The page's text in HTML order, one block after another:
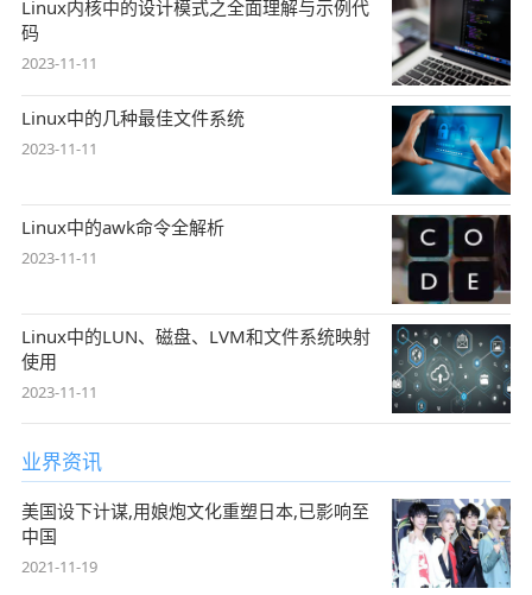
Linux内核中的设计模式之全面理解与示例代
码
2023-11-11
Linux中的几种最佳文件系统
2023-11-11
Linux中的awk命令全解析
2023-11-11
Linux中的LUN、磁盘、LVM和文件系统映射
使用
2023-11-11
业界资讯
美国设下计谋,用娘炮文化重塑日本,已影响至
中国
2021-11-19